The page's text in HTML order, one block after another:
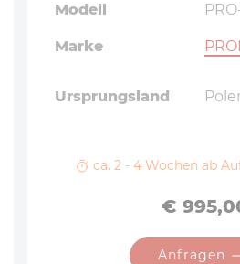
Modell
Marke
Ursprungsland
ca. 2 - 4 Wochen ab
Preis
€
Anfragen